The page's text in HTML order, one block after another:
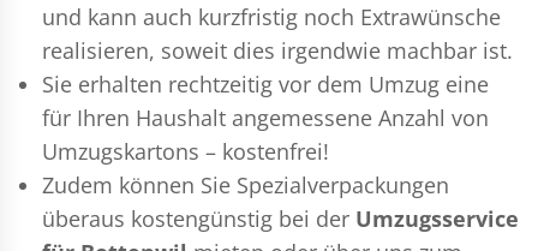
und kann auch kurzfristig noch Extrawünsche
realisieren, soweit dies irgendwie machbar ist.
Sie erhalten rechtzeitig vor dem Umzug eine
für Ihren Haushalt angemessene Anzahl von
Umzugskartons – kostenfrei!
Zudem können Sie Spezialverpackungen
überaus kostengünstig bei der Umzugsservice